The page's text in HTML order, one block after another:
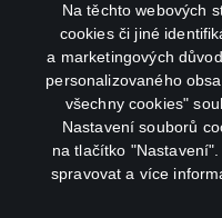
Na těchto webových
cookies či jiné
a marketingových
personalizovaného
všechny cookies"
Nastavení souborů
na tlačítko
spravovat a více
facebook